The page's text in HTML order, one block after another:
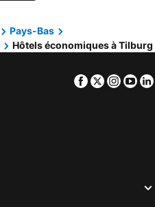
Fletcher Hotel-Restaurant Boschoord
Gr8 Hotel Oosterhout
City Hotel Tilburg
Pays-Bas
Hôtels économiques à Tilburg
Facebook
Twitter